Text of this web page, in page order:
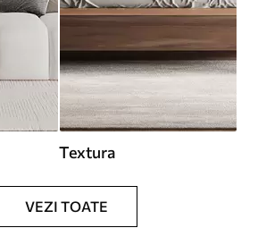
Textura
VEZI TOATE